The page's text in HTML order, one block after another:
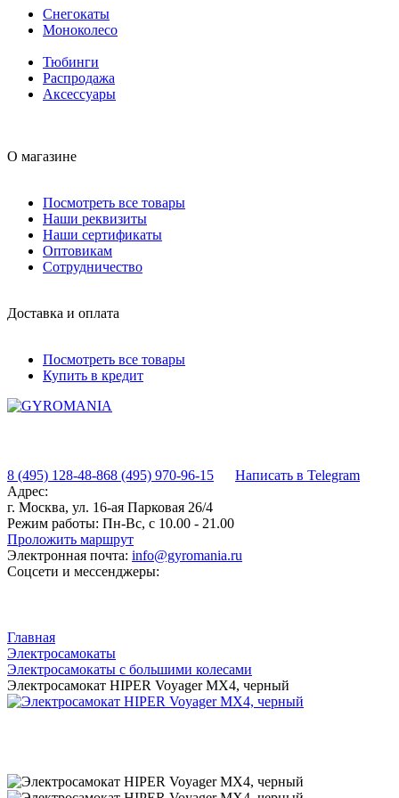
Снегокаты
Моноколесо
Тюбинги
Распродажа
Аксессуары
О магазине
Посмотреть все товары
Наши реквизиты
Наши сертификаты
Оптовикам
Сотрудничество
Доставка и оплата
Посмотреть все товары
Купить в кредит
8 (495) 128-48-868 (495) 970-96-15
Написать в Telegram
Адрес:
г. Москва, ул. 16-ая Парковая 26/4
Режим работы: Пн-Вс, с 10.00 - 21.00
Проложить маршрут
Электронная почта: info@gyromania.ru
Соцсети и мессенджеры:
Главная
Электросамокаты
Электросамокаты с большими колесами
Электросамокат HIPER Voyager MX4, черный